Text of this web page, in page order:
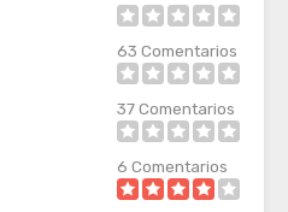
63 Comentarios
37Comentarios
6 Comentarios